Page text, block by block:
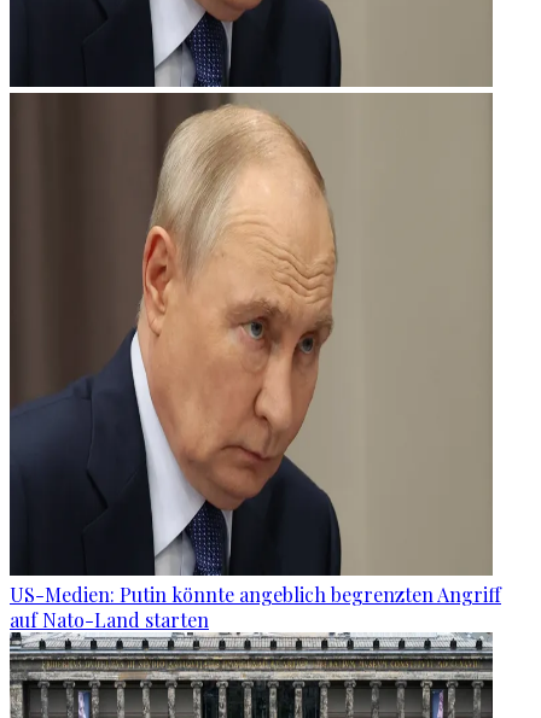
US-Medien: Putin könnte angeblich begrenzten Angriff
auf Nato-Land starten